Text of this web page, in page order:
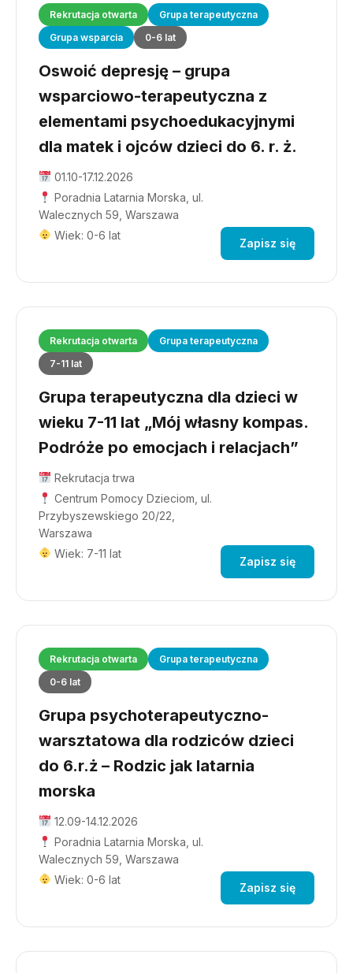
Rekrutacja otwarta
Grupa terapeutyczna
Grupa wsparcia
0-6 lat
Oswoić depresję – grupa
wsparciowo-terapeutyczna z
elementami psychoedukacyjnymi
dla matek i ojców dzieci do 6. r. ż.
01.10-17.12.2026
Poradnia Latarnia Morska, ul.
Walecznych 59, Warszawa
Wiek: 0-6 lat
Zapisz się
Rekrutacja otwarta
Grupa terapeutyczna
7-11 lat
Grupa terapeutyczna dla dzieci w
wieku 7-11 lat „Mój własny kompas.
Podróże po emocjach i relacjach”
Rekrutacja trwa
Centrum Pomocy Dzieciom, ul.
Przybyszewskiego 20/22,
Warszawa
Wiek: 7-11 lat
Zapisz się
Rekrutacja otwarta
Grupa terapeutyczna
0-6 lat
Grupa psychoterapeutyczno-
warsztatowa dla rodziców dzieci
do 6.r.ż – Rodzic jak latarnia
morska
12.09-14.12.2026
Poradnia Latarnia Morska, ul.
Walecznych 59, Warszawa
Wiek: 0-6 lat
Zapisz się